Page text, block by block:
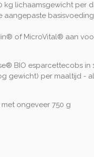
kg lichaamsgewicht per
aangepaste
of MicroVital® aan
BIO esparcettecobs in
gewicht) per maaltijd -
ongeveer 750 g